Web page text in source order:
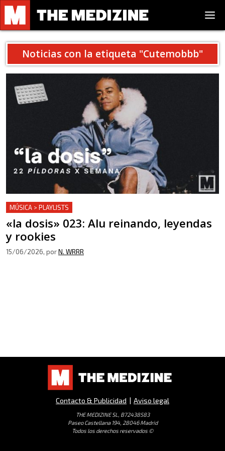
Noticias con la etiqueta "Cutemobbb"
MÚSICA > PLAYLISTS
«la dosis» 023: Alu reinando, leyendas
y rookies
15/06/2026, porN. WRRR
Contacto & Publicidad | Aviso legal
THE MEDIZINE SL, B72438583
Paseo Castellana 194, 28046 Madrid
Todos los derechos reservados ©